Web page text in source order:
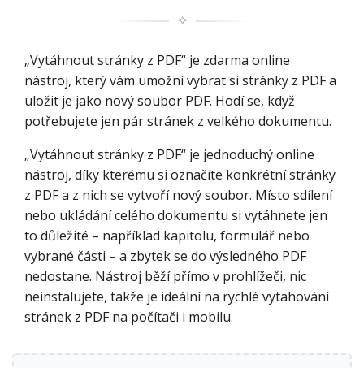
✧
„Vytáhnout stránky z PDF“ je zdarma online
nástroj, který vám umožní vybrat si stránky z PDF a
uložit je jako nový soubor PDF. Hodí se, když
potřebujete jen pár stránek z velkého dokumentu.
„Vytáhnout stránky z PDF“ je jednoduchý online
nástroj, díky kterému si označíte konkrétní stránky
z PDF a z nich se vytvoří nový soubor. Místo sdílení
nebo ukládání celého dokumentu si vytáhnete jen
to důležité – například kapitolu, formulář nebo
vybrané části – a zbytek se do výsledného PDF
nedostane. Nástroj běží přímo v prohlížeči, nic
neinstalujete, takže je ideální na rychlé vytahování
stránek z PDF na počítači i mobilu.